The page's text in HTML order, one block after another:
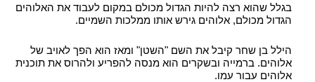
בגלל שהוא רצה להיות הגדול מכולם במקום לעבוד את האלוהים
הגדול מכולם, אלוהים גירש אותו ממלכות השמיים.
הילל בן שחר קיבל את השם "השטן" ומאז הוא הפך לאויב של
אלוהים. ברמייה ובשקרים הוא מנסה להפריע ולהרוס את תוכנית
אלוהים עבור עמו.